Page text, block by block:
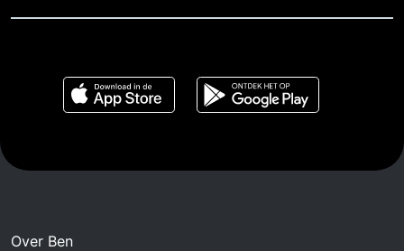
Over Ben